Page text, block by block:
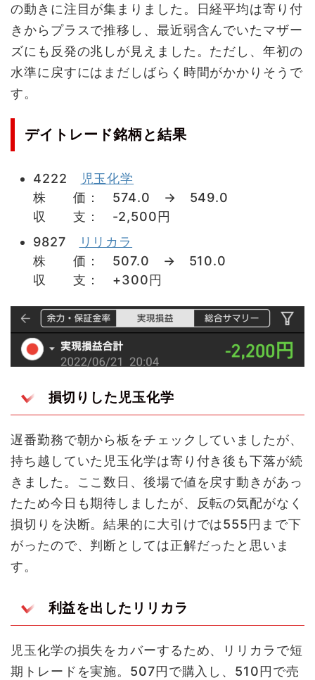
の動きに注目が集まりました。日経平均は寄り付
きからプラスで推移し、最近弱含んでいたマザー
ズにも反発の兆しが見えました。ただし、年初の
水準に戻すにはまだしばらく時間がかかりそうで
す。
デイトレード銘柄と結果
4222
児玉化学
株 価： 574.0 → 549.0
収 支： -2,500円
9827
リリカラ
株 価： 507.0 → 510.0
収 支： +300円
損切りした児玉化学
遅番勤務で朝から板をチェックしていましたが、
持ち越していた児玉化学は寄り付き後も下落が続
きました。ここ数日、後場で値を戻す動きがあっ
たため今日も期待しましたが、反転の気配がなく
損切りを決断。結果的に大引けでは555円まで下
がったので、判断としては正解だったと思いま
す。
利益を出したリリカラ
児玉化学の損失をカバーするため、リリカラで短
期トレードを実施。507円で購入し、510円で売